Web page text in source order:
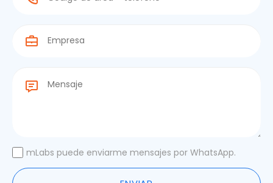
área
(Required)
(Required)
(Required)
Consent
mLabs puede enviarme mensajes por WhatsApp.